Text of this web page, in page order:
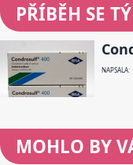
PŘÍBĚH SE
NAPSALA:
MOHLO BY